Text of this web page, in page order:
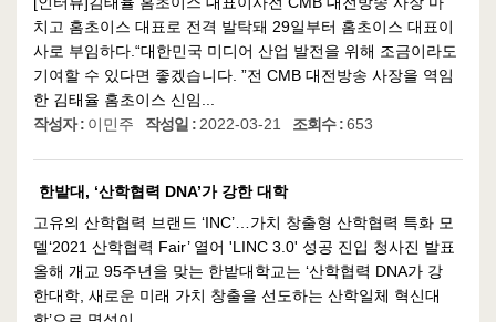
치고 홈초이스 대표로 전격 발탁돼 29일부터 홈초이스 대표이
사로 부임하다.“대한민국 미디어 산업 발전을 위해 조금이라도
기여할 수 있다면 좋겠습니다. ”전 CMB 대전방송 사장을 역임
한 김태율 홈초이스 신임...
작성자 : 이민주 작성일 : 2022-03-21 조회수 :653
한밭대, ‘산학협력 DNA’가 강한 대학
고유의 산학협력 브랜드 ‘INC’…가치 창출형 산학협력 특화 모
델‘2021 산학협력 Fair’ 열어 'LINC 3.0' 성공 진입 청사진 발표
올해 개교 95주년을 맞는 한밭대학교는 ‘산학협력 DNA가 강
한대학, 새로운 미래 가치 창출을 선도하는 산학일체 혁신대